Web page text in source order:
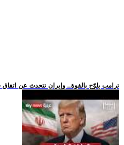
.. ترامب يلوّح بالقوة.. وإيران تتحدث عن